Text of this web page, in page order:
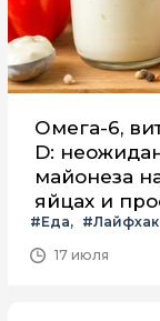
Омега-6,
D:
майонеза
яйцах и
летнего
#Еда #Лайфхак
17 июля